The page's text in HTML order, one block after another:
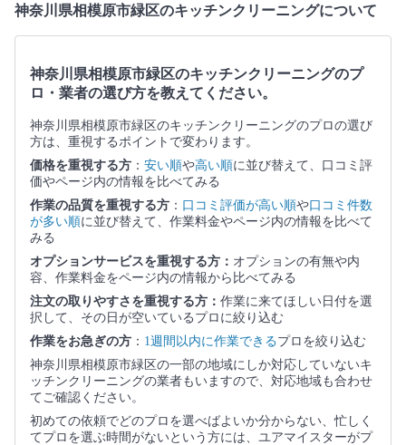
神奈川県相模原市緑区のキッチンクリーニングについて
神奈川県相模原市緑区のキッチンクリーニングのプ
ロ・業者の選び方を教えてください。
神奈川県相模原市緑区のキッチンクリーニングのプロの選び
方は、重視するポイントで変わります。
価格を重視する方 ： 安い順や高い順に並び替えて、口コミ評
価やページ内の情報を比べてみる
作業の品質を重視する方 ： 口コミ評価が高い順や口コミ件数
が多い順に並び替えて、作業料金やページ内の情報を比べて
みる
オプションサービスを重視する方： オプションの有無や内
容、作業料金をページ内の情報から比べてみる
注文の取りやすさを重視する方： 作業に来てほしい日付を選
択して、その日が空いているプロに絞り込む
作業をお急ぎの方 ： 1週間以内に作業できるプロを絞り込む
神奈川県相模原市緑区の一部の地域にしか対応していないキ
ッチンクリーニングの業者もいますので、対応地域も合わせ
てご確認ください。
初めての依頼でどのプロを選べばよいか分からない、忙しく
てプロを選ぶ時間がないという方には、ユアマイスターがプ